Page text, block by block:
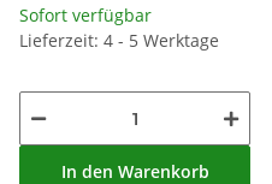
Sofort verfügbar
Lieferzeit: 4 - 5 Werktage
In den Warenkorb